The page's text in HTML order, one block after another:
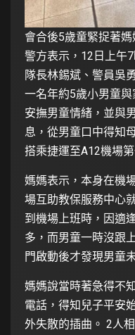
會合後5歲童緊捉著
警方表示，12日上午
隊長林錫斌、警員吳
一名年約5歲小男童
安撫男童情緒，並與
息，從男童口中得知
搭乘捷運至A12機場
媽媽表示，本身在機
場互助教保服務中心
到機場上班時，因適
多，而男童一時沒跟
門啟動後才發現男童
媽媽說當時著急得不
電話，得知兒子平安
外失散的插曲。 2人